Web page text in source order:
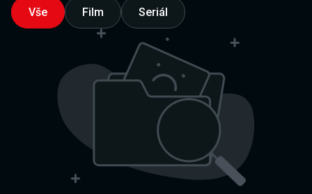
Vše Film Seriál